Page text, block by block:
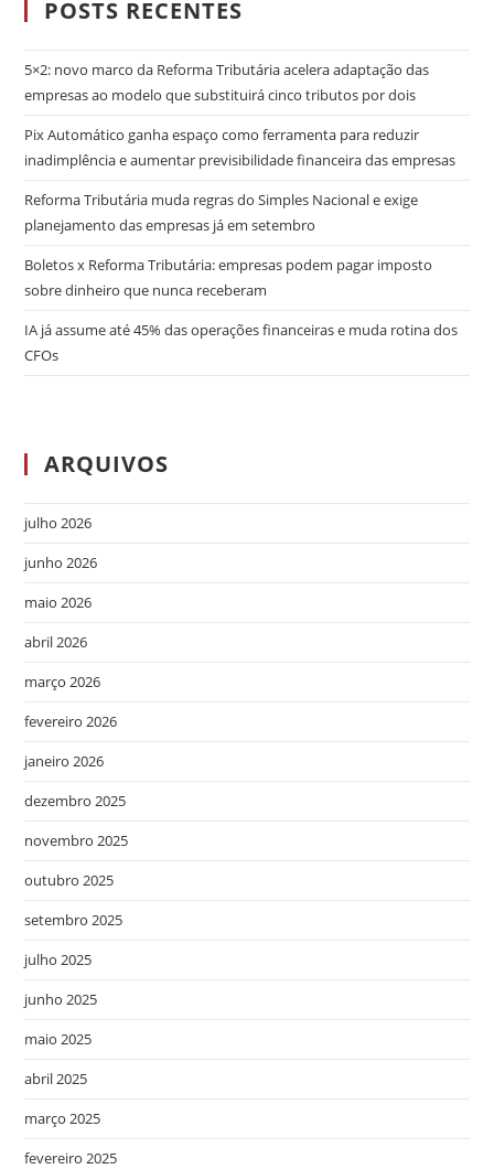
POSTS RECENTES
5×2: novo marco da Reforma Tributária acelera adaptação das
empresas ao modelo que substituirá cinco tributos por dois
Pix Automático ganha espaço como ferramenta para reduzir
inadimplência e aumentar previsibilidade financeira das empresas
Reforma Tributária muda regras do Simples Nacional e exige
planejamento das empresas já em setembro
Boletos x Reforma Tributária: empresas podem pagar imposto
sobre dinheiro que nunca receberam
IA já assume até 45% das operações financeiras e muda rotina dos
CFOs
ARQUIVOS
julho 2026
junho 2026
maio 2026
abril 2026
março 2026
fevereiro 2026
janeiro 2026
dezembro 2025
novembro 2025
outubro 2025
setembro 2025
julho 2025
junho 2025
maio 2025
abril 2025
março 2025
fevereiro 2025